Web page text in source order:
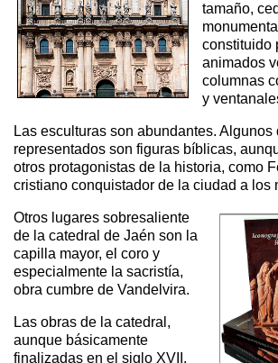
tamaño,
constituido
animados
columnas
y
Las esculturas son abundantes.
representados son figuras bíblicas,
otros protagonistas de la historia, como
cristiano conquistador de la ciudad a los
Otros lugares sobresaliente
de la catedral de Jaén son la
capilla mayor, el coro y
especialmente la sacristía,
obra cumbre de Vandelvira.
Las obras de la catedral,
aunque básicamente
finalizadas en el siglo XVII,